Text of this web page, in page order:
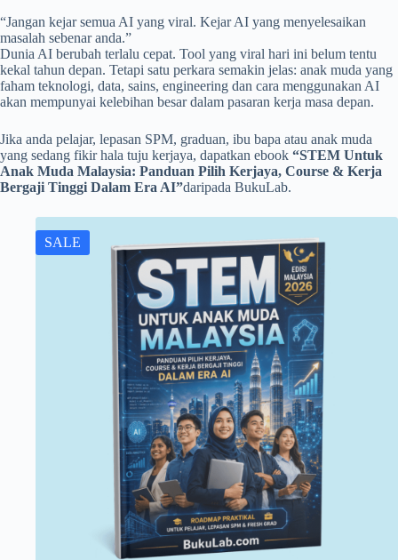
“Jangan kejar semua AI yang viral. Kejar AI yang menyelesaikan
masalah sebenar anda.”
Dunia AI berubah terlalu cepat. Tool yang viral hari ini belum tentu
kekal tahun depan. Tetapi satu perkara semakin jelas: anak muda yang
faham teknologi, data, sains, engineering dan cara menggunakan AI
akan mempunyai kelebihan besar dalam pasaran kerja masa depan.
Jika anda pelajar, lepasan SPM, graduan, ibu bapa atau anak muda
yang sedang fikir hala tuju kerjaya, dapatkan ebook “STEM Untuk
Anak Muda Malaysia: Panduan Pilih Kerjaya, Course & Kerja
Bergaji Tinggi Dalam Era AI”daripada BukuLab.
SALE